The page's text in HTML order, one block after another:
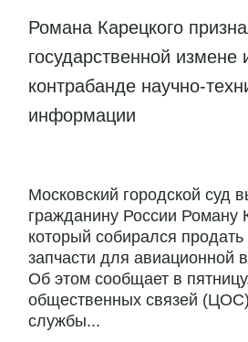
Романа Карецкого
государственной измене
контрабанде научно-
информации
Московский городской суд
гражданину России Роману
который собирался продать
запчасти для авиационной
Об этом сообщает в
общественных связей
службы...